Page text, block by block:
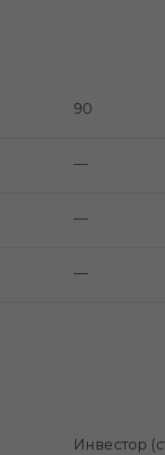
90
—
—
—
Инвестор